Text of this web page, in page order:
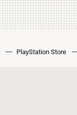
PlayStation Store